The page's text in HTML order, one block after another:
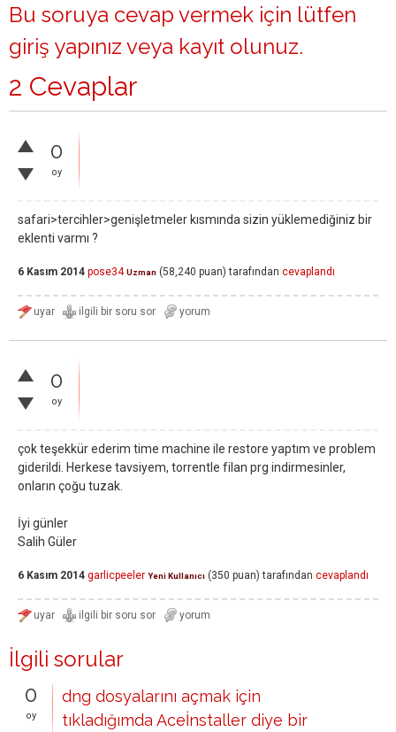
Bu soruya cevap vermek için lütfen
giriş yapınız veya kayıt olunuz.
2 Cevaplar
0
oy
safari>tercihler>genişletmeler kısmında sizin yüklemediğiniz bir
eklenti varmı ?
6 Kasım 2014 pose34 Uzman (58,240 puan) tarafından cevaplandı
0
oy
çok teşekkür ederim time machine ile restore yaptım ve problem
giderildi. Herkese tavsiyem, torrentle filan prg indirmesinler,
onların çoğu tuzak.
İyi günler
Salih Güler
6 Kasım 2014 garlicpeeler Yeni Kullanıcı (350 puan) tarafından cevaplandı
İlgili sorular
0
oy
dng dosyalarını açmak için
tıkladığımda Aceİnstaller diye bir